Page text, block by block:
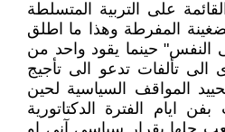
على التربية المتسلطة
المفرطة وهذا ما اطلق
النفس" حينما يقود واحد من
الى تألفات تدعو الى تأجيج
المواقف السياسية لحين
ايام الفترة الدكتاتورية